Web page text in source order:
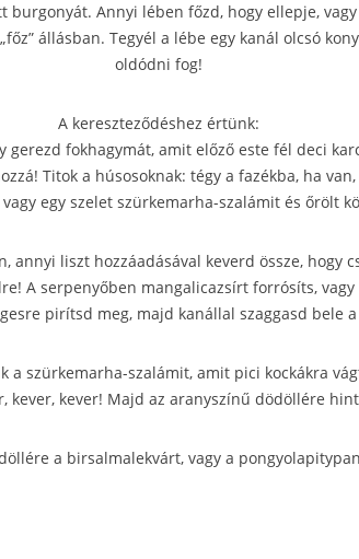
burgonyát. Annyi lében főzd, hogy ellepje,
állásban. Tegyél a lébe egy kanál olcsó
oldódni fog!
A kereszteződéshez értünk:
gerezd fokhagymát, amit előző este fél deci
Titok a húsosoknak: tégy a fazékba, ha
egy szelet szürkemarha-szalámit és őrölt
annyi liszt hozzáadásával keverd össze, hogy
A serpenyőben mangalicazsírt forrósíts,
pirítsd meg, majd kanállal szaggasd bele
a szürkemarha-szalámit, amit pici kockákra
kever, kever! Majd az aranyszínű dödöllére
a birsalmalekvárt, vagy a